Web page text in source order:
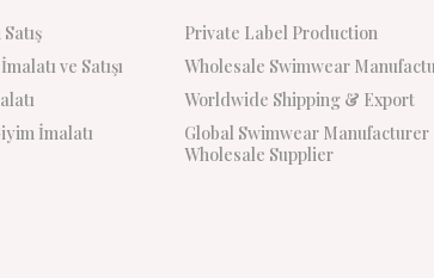
ve Satışı
İmalatı
Private Label Production
Wholesale Swimwear
Worldwide Shipping & Export
Global Swimwear
Wholesale Supplier